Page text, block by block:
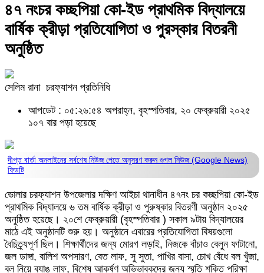
৪৭ নংচর কচ্ছপিয়া কো-ইড প্রাথমিক বিদ্যালয়ে
বার্ষিক ক্রীড়া প্রতিযোগিতা ও পুরস্কার বিতরনী
অনুষ্ঠিত
সেলিম রানা চরফ্যাশন প্রতিনিধি
আপডেট : ০৫:২৬:৫৪ অপরাহ্ন, বৃহস্পতিবার, ২০ ফেব্রুয়ারী ২০২৫
১০৭ বার পড়া হয়েছে
দীপ্ত বার্তা অনলাইনের সর্বশেষ নিউজ পেতে অনুসরণ করুনগুগল নিউজ (Google News)
ফিডটি
ভোলার চরফ্যাশন উপজেলার দক্ষিণ আইচা থানাধীন ৪৭নং চর কচ্ছপিয়া কো-ইড
প্রাথমিক বিদ্যালয়ে ৬ তম বার্ষিক ক্রীড়া ও পুরুষ্কার বিতরণী অনুষ্ঠান ২০২৫
অনুষ্ঠিত হয়েছে। ২০শে ফেব্রুয়ারী (বৃহস্পতিবার ) সকাল ৯টায় বিদ্যালয়ের
মাঠে এই অনুষ্ঠানটি শুরু হয়। অনুষ্ঠানে এবারের প্রতিযোগিতা বিষয়গুলো
বৈচিত্র্যপূর্ণ ছিল। শিক্ষার্থীদের জন্য মোরগ লড়াই, নিজকে বাঁচাও বেলুন ফাটানো,
জল ডাঙ্গা, বালিশ অপসারণ, বেত লাফ, সু সুতা, পাখির বাসা, চোখ বেঁধে বল খুঁজা,
বল নিয়ে ব্যাঙ লাফ, বিশেষ আকর্ষণ অভিভাবকদের জন্য স্মৃতি শক্তি পরিক্ষা